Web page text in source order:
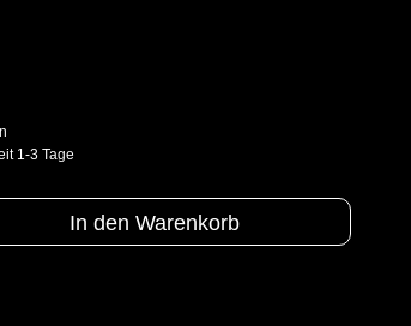
1-3 Tage
In den Warenkorb